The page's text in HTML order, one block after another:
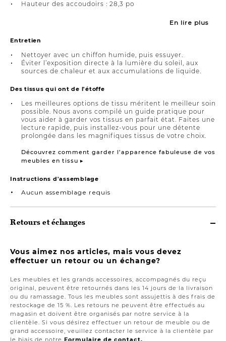
Hauteur des accoudoirs : 28,3 po
En lire plus
Entretien
Nettoyer avec un chiffon humide, puis essuyer.
Éviter l’exposition directe à la lumière du soleil, aux
sources de chaleur et aux accumulations de liquide.
Des tissus qui ont de l'étoffe
Les meilleures options de tissu méritent le meilleur soin
possible. Nous avons compilé un guide pratique pour
vous aider à garder vos tissus en parfait état. Faites une
lecture rapide, puis installez-vous pour une détente
prolongée dans les magnifiques tissus de votre choix.
Découvrez comment garder l’apparence fabuleuse de vos
meubles en tissu ▸
Instructions d'assemblage
Aucun assemblage requis
Retours et échanges
Vous aimez nos articles, mais vous devez
effectuer un retour ou un échange?
Les meubles et les grands accessoires, accompagnés du reçu
original, peuvent être retournés dans les 14 jours de la livraison
ou du ramassage. Tous les meubles sont assujettis à des frais de
restockage de 15 %. Les retours ne peuvent être effectués au
magasin et doivent être organisés par notre service à la
clientèle. Si vous désirez effectuer un retour de meuble ou de
grand accessoire, veuillez contacter le service à la clientèle par
le biais de notre Formulaire de contact.